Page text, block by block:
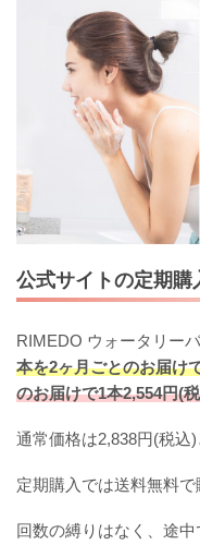
公式サイトの定期購
RIMEDO ウォータリー
本を2ヶ月ごとのお届け
のお届けで1本2,554円(
通常価格は2,838円(税込)
定期購入では送料無料で
回数の縛りはなく、途